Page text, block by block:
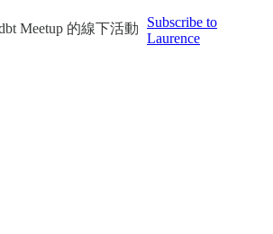
Meetup 的線下活動
Subscribe to
Laurence